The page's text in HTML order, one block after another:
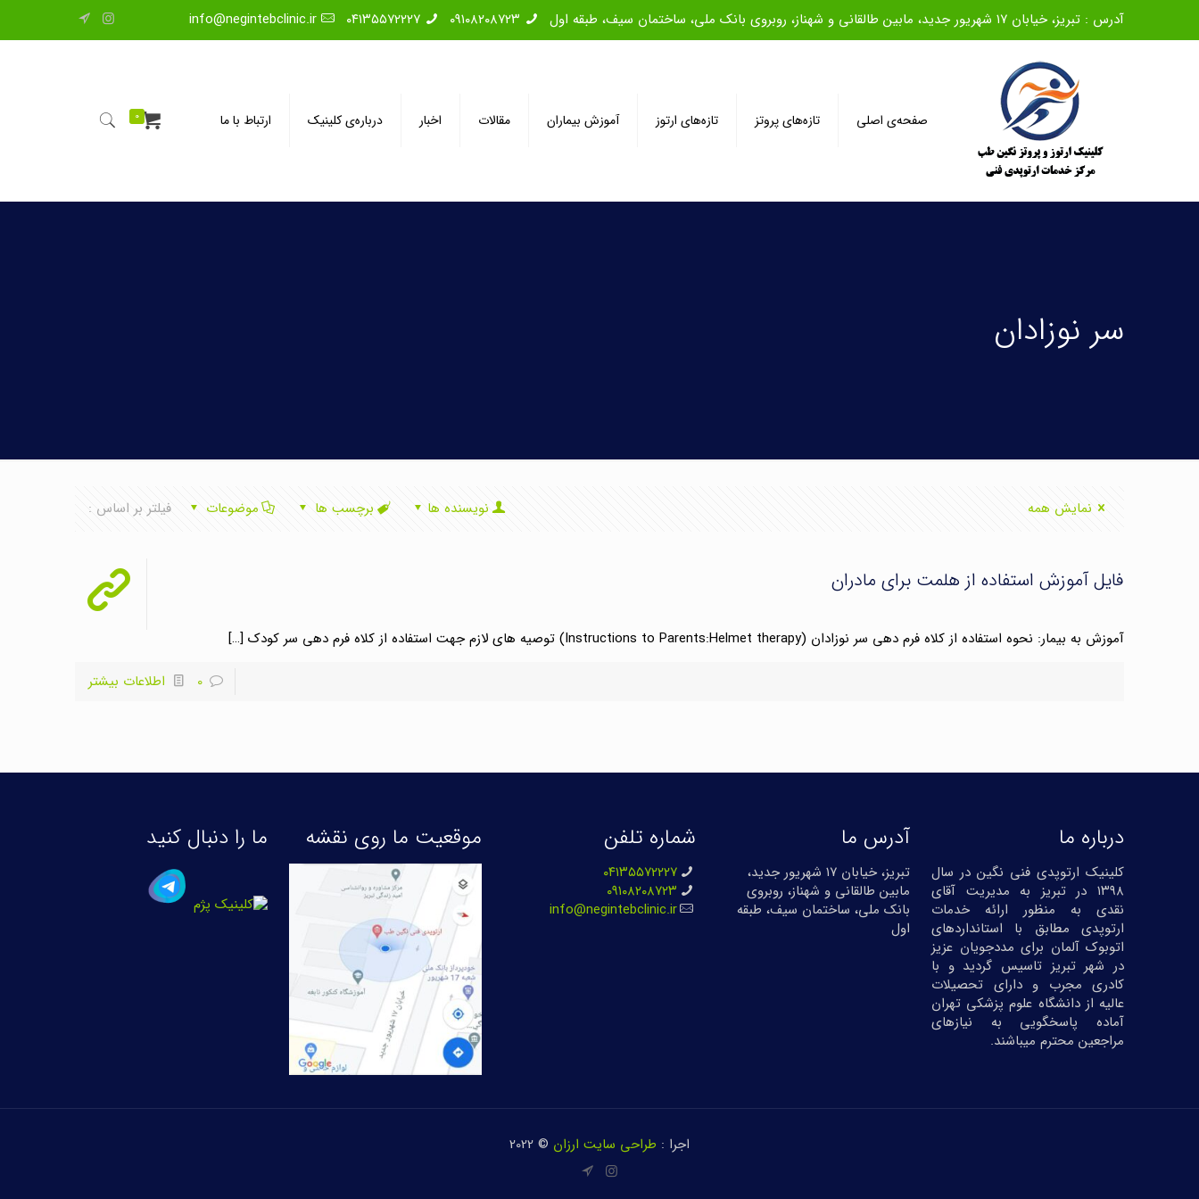
آدرس : تبریز، خیابان ۱۷ شهریور جدید، مابین طالقانی و شهناز، روبروی بانک ملی، ساختمان سیف، طبقه اول ۰۹۱۰۸۲۰۸۷۲۳ ۰۴۱۳۵۵۷۲۲۲۷ info@negintebclinic.ir
صفحه‌ی اصلی تازه‌های پروتز تازه‌های ارتوز آموزش بیماران مقالات اخبار درباره‌ی کلینیک ارتباط با ما 0
سر نوزادان
فیلتر بر اساس : موضوعات برچسب ها نویسنده ها نمایش همه
فایل آموزش استفاده از هلمت برای مادران
آموزش به بیمار: نحوه استفاده از کلاه فرم دهی سر نوزادان (Instructions to Parents:Helmet therapy) توصیه های لازم جهت استفاده از کلاه فرم دهی سر کودک
[…]
0
اطلاعات بیشتر
درباره ما
کلینیک ارتوپدی فنی نگین در سال
۱۳۹۸ در تبریز به مدیریت آقای
نقدی به منظور ارائه خدمات
ارتوپدی مطابق با استانداردهای
اتوبوک آلمان برای مددجویان عزیز
در شهر تبریز تاسیس گردید و با
کادری مجرب و دارای تحصیلات
عالیه از دانشگاه علوم پزشکی تهران
آماده پاسخگویی به نیازهای
مراجعین محترم میباشند.
آدرس ما
تبریز، خیابان ۱۷ شهریور جدید،
مابین طالقانی و شهناز، روبروی
بانک ملی، ساختمان سیف، طبقه
اول
شماره تلفن
۰۴۱۳۵۵۷۲۲۲۷
۰۹۱۰۸۲۰۸۷۲۳
info@negintebclinic.ir
موقعیت ما روی نقشه ما را دنبال کنید
اجرا : طراحی سایت ارزان © 2022